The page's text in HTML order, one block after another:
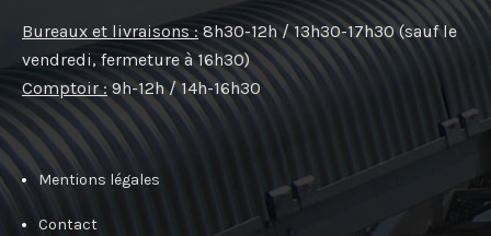
Bureaux et livraisons : 8h30-12h / 13h30-17h30 (sauf le
vendredi, fermeture à 16h30)
Comptoir : 9h-12h / 14h-16h30
Mentions légales
Contact